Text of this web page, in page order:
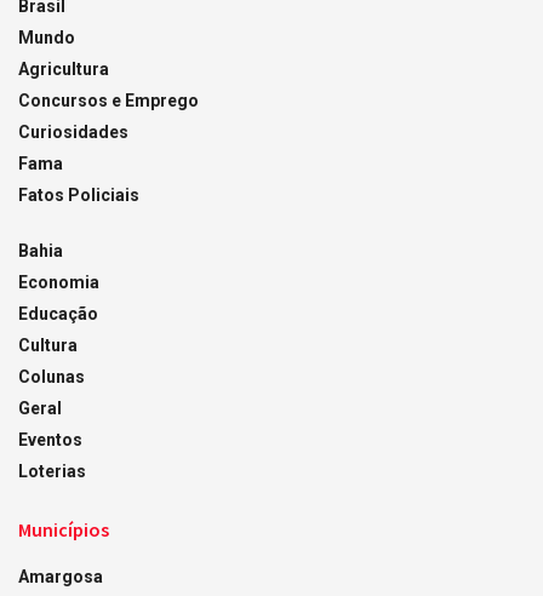
Brasil
Mundo
Agricultura
Concursos e Emprego
Curiosidades
Fama
Fatos Policiais
Bahia
Economia
Educação
Cultura
Colunas
Geral
Eventos
Loterias
Municípios
Amargosa